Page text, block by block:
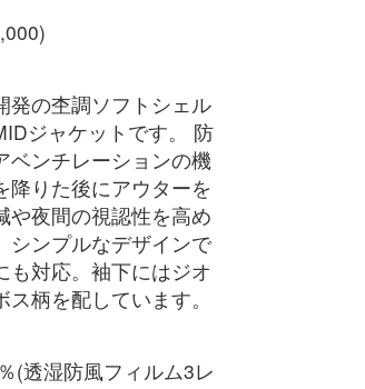
発の杢調ソフトシェル
ジャケットです。 防
ベンチレーションの機
降りた後にアウターを
や夜間の視認性を高め
シンプルなデザインで
も対応。袖下にはジオ
柄を配しています。
(透湿防風フィルム3レ